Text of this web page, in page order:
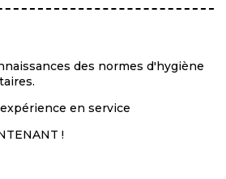
des normes d'hygiène
en service
!